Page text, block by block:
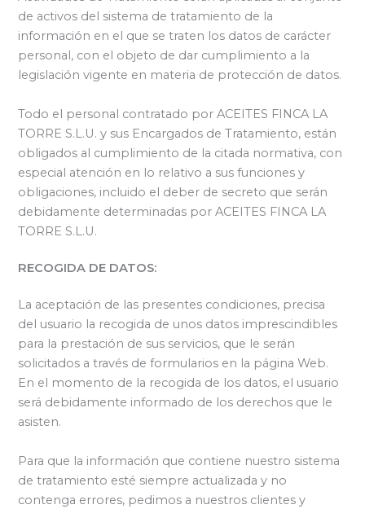
de activos del sistema de tratamiento de la
información en el que se traten los datos de carácter
personal, con el objeto de dar cumplimiento a la
legislación vigente en materia de protección de datos.
Todo el personal contratado por ACEITES FINCA LA
TORRE S.L.U. y sus Encargados de Tratamiento, están
obligados al cumplimiento de la citada normativa, con
especial atención en lo relativo a sus funciones y
obligaciones, incluido el deber de secreto que serán
debidamente determinadas por ACEITES FINCA LA
TORRE S.L.U.
RECOGIDA DE DATOS:
La aceptación de las presentes condiciones, precisa
del usuario la recogida de unos datos imprescindibles
para la prestación de sus servicios, que le serán
solicitados a través de formularios en la página Web.
En el momento de la recogida de los datos, el usuario
será debidamente informado de los derechos que le
asisten.
Para que la información que contiene nuestro sistema
de tratamiento esté siempre actualizada y no
contenga errores, pedimos a nuestros clientes y